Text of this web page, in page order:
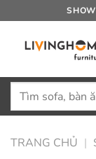
qua
Tìm
TRANG CHỦ |